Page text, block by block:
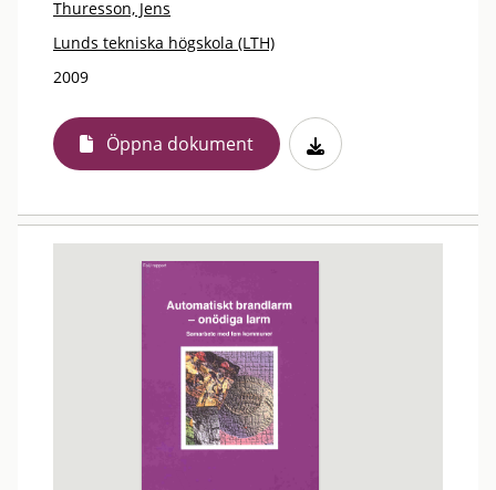
Thuresson, Jens
Lunds tekniska högskola (LTH)
2009
Öppna dokument